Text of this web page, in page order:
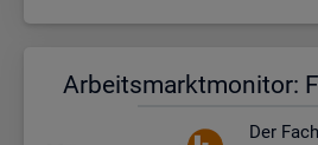
Ar­beits­markt­mo­ni­tor:
Der